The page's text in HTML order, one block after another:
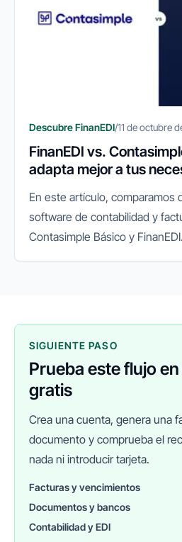
Descubre FinanEDI/11 de octubre
FinanEDI vs.
adapta mejor a tus
En este artículo, comparamos
software de contabilidad y
Contasimple Básico y
SIGUIENTE PASO
Prueba este flujo
gratis
Crea una cuenta, genera una
documento y comprueba el
nada ni introducir tarjeta.
Facturas y vencimientos
Documentos y bancos
Contabilidad y EDI
FINANEDI
Hablemos ahora